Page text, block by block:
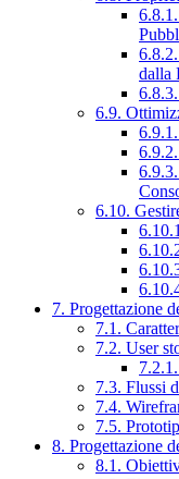
dalla
6.9.
6.10.
7. Progettazione
7.1.
7.2. User
7.3. Flussi
7.4.
7.5.
8. Progettazione
8.1.